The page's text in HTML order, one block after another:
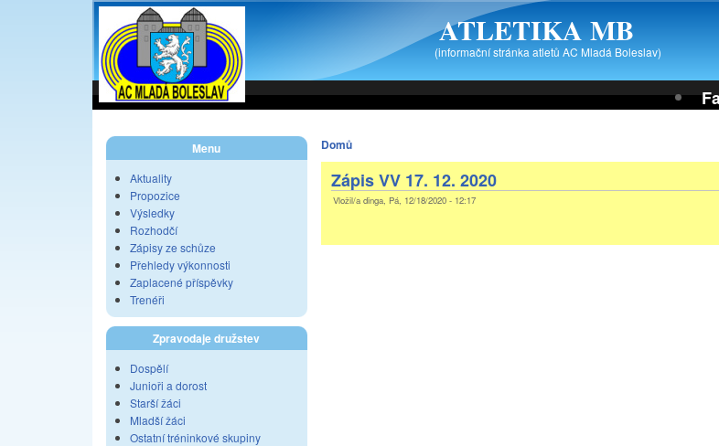
ATLETIKA MB
(informační stránka atletů AC Mladá Boleslav)
Menu
Aktuality
Propozice
Výsledky
Rozhodčí
Zápisy ze schůze
Přehledy výkonnosti
Zaplacené příspěvky
Trenéři
Zpravodaje družstev
Dospělí
Junioři a dorost
Starší žáci
Mladší žáci
Ostatní tréninkové skupiny
Domů
Zápis VV 17. 12. 2020
Vložil/a dinga, Pá, 12/18/2020 - 12:17